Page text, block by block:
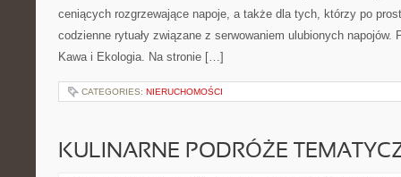
ceniących rozgrzewające napoje, a także dla tych, którzy po
codzienne rytuały związane z serwowaniem ulubionych napojów.
Kawa i Ekologia. Na stronie […]
CATEGORIES: NIERUCHOMOŚCI
KULINARNE PODRÓŻE